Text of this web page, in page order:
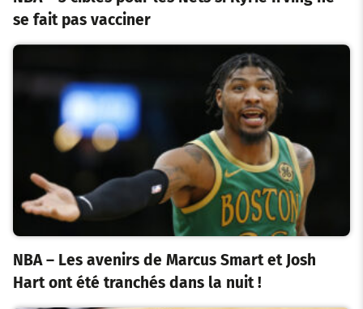
se fait pas vacciner
NBA – Les avenirs de Marcus Smart et Josh
Hart ont été tranchés dans la nuit !